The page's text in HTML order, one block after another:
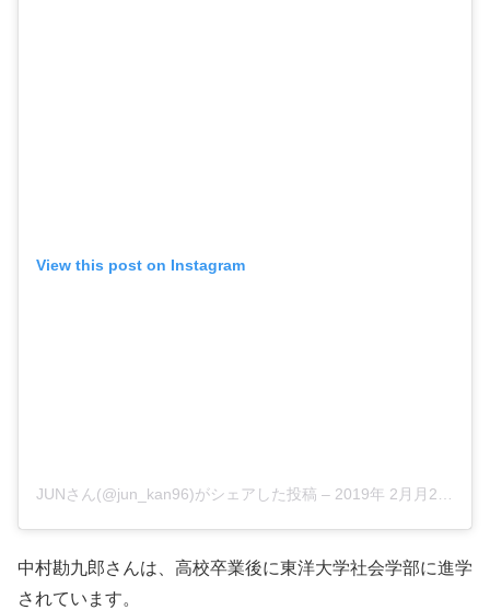
View this post on Instagram
JUNさん(@jun_kan96)がシェアした投稿 – 2019年 2月月2日午後11時57分PST
中村勘九郎さんは、高校卒業後に東洋大学社会学部に進学
されています。